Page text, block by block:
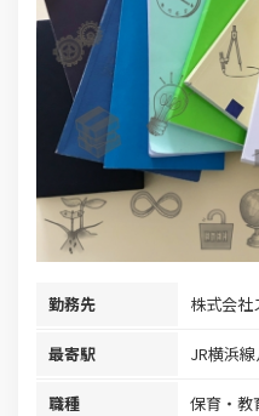
勤務先 株式会社
最寄駅 JR横浜
職種 保育・教